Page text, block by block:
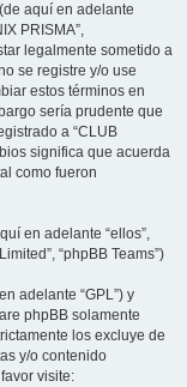
aquí en adelante
PRISMA”,
legalmente sometido a
se registre y/o use
estos términos en
sería prudente que
a “CLUB
significa que acuerda
como fueron
en adelante “ellos”,
“phpBB Teams”)
adelante “GPL”) y
phpBB solamente
los excluye de
y/o contenido
visite: